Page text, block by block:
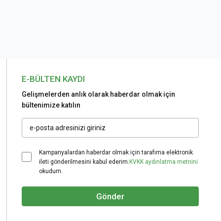
E-BÜLTEN KAYDI
Gelişmelerden anlık olarak haberdar olmak için
bültenimize katılın
Kampanyalardan haberdar olmak için tarafıma elektronik
ileti gönderilmesini kabul ederim. KVKK aydınlatma metnini
okudum.
Gönder